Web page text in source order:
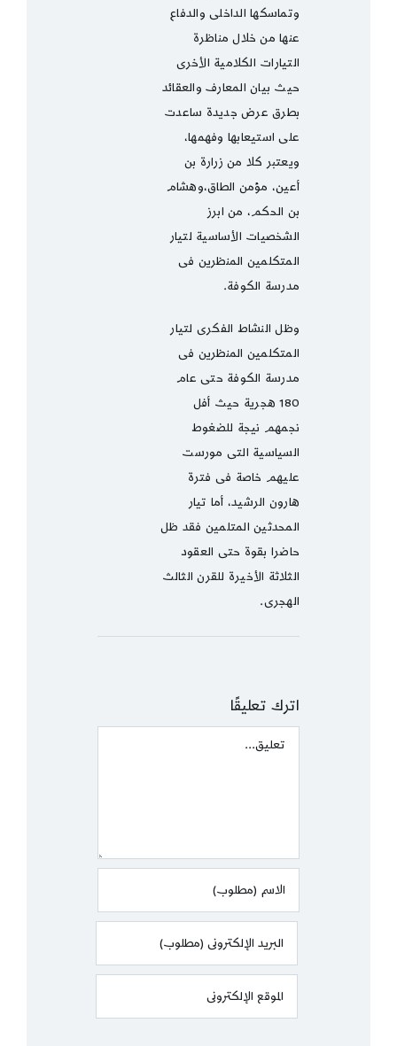
وتماسكها الداخلى والدفاع
عنها من خلال مناظرة
التيارات الكلامية الأخرى
حيث بيان المعارف والعقائد
بطرق عرض جديدة ساعدت
على استيعابها وفهمها،
ويعتبر كلا من زرارة بن
أعين، مؤمن الطاق،وهشام
بن الحكم، من ابرز
الشخصيات الأساسية لتيار
المتكلمين المنظرين فى
مدرسة الكوفة.
وظل النشاط الفكرى لتيار
المتكلمين المنظرين فى
مدرسة الكوفة حتى عام
180 هجرية حيث أفل
نجمهم نيجة للضغوط
السياسية التى مورست
عليهم خاصة فى فترة
هارون الرشيد، أما تيار
المحدثين المتلمين فقد ظل
حاضرا بقوة حتى العقود
الثلاثة الأخيرة للقرن الثالث
الهجرى.
اترك تعليقًا
Comment